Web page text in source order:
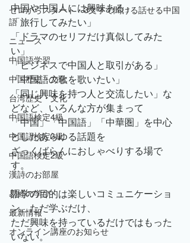
ゼロからスタート・3文字で聞ける話せる中国
語
ニュース
中国語学習
中国歴史・文化
台湾歴史・文化
中国語検定4級
中国語検定3級
中国語検定2級
漢詩のお部屋
易経の学び
最新情報
オンライン講座のお知らせ
中国や中国人には興味ある」
「旅行してみたい」
「ドラマのセリフだけ真似してみた
い」
「ビジネスで中国人と取引がある」
「中国語の歌を歌いたい」
「同じ興味を持つ人と交流したい」な
どなど、いろんな方が集まって
「中国」「中国語」「中華圏」を中心
としたあらゆる話題を
ざっくばらんにおしゃべりする場で
す。
語学の目的は楽しいコミュニケーショ
ン。ただ学ぶだけ、
ただ興味を持っているだけではもった
いない。